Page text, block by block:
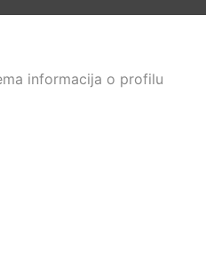
informacija o profilu